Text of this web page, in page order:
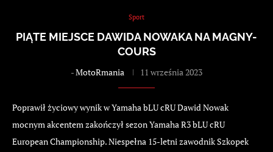
Sport
PIĄTE MIEJSCE DAWIDA NOWAKA NA MAGNY-
COURS
-MotoRmania 11 września 2023
Poprawił życiowy wynik w Yamaha bLU cRU Dawid Nowak
mocnym akcentem zakończył sezon Yamaha R3 bLU cRU
European Championship. Niespełna 15-letni zawodnik Szkopek